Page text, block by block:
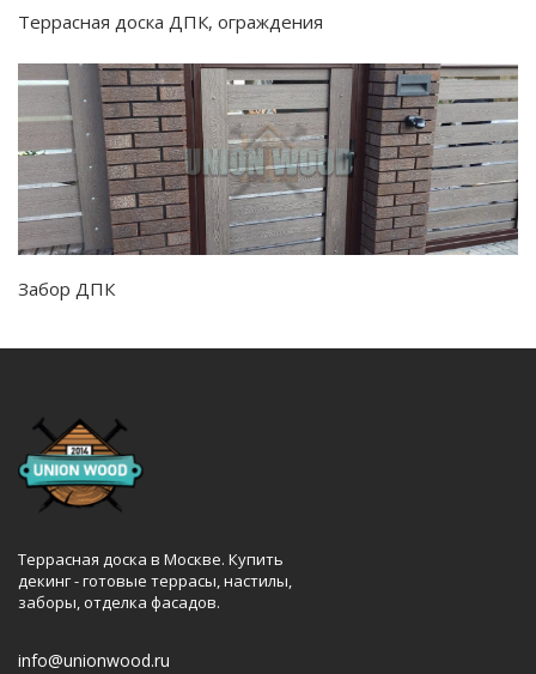
Террасная доска ДПК, ограждения
Забор ДПК
Террасная доска в Москве. Купить
декинг - готовые террасы, настилы,
заборы, отделка фасадов.
info@unionwood.ru